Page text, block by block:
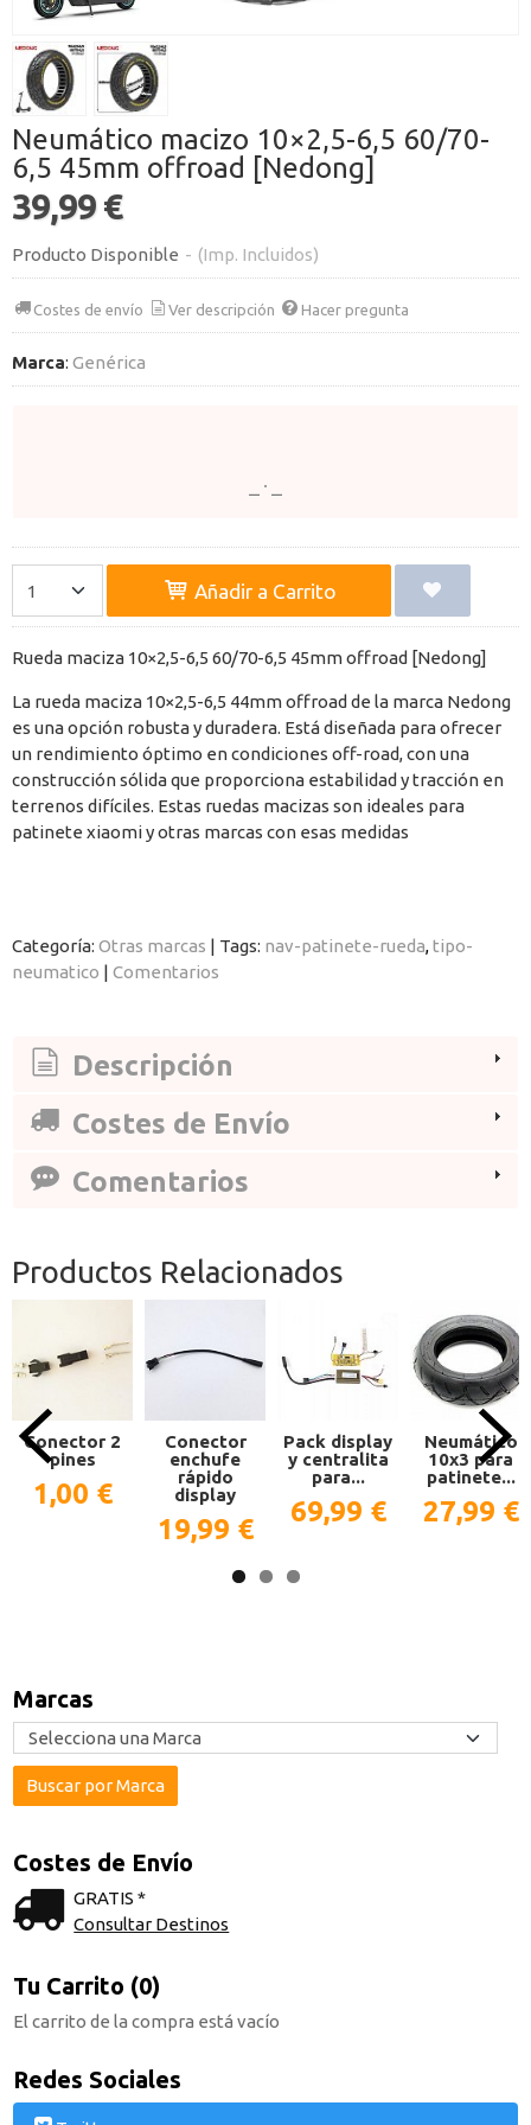
Marcas
Costes de Envío
GRATIS *
Consultar Destinos
Tu Carrito (0)
El carrito de la compra está vacío
Redes Sociales
Neumático macizo 10×2,5-6,5 60/70-
6,5 45mm offroad [Nedong]
39,99 €
Producto Disponible - (Imp. Incluidos)
Costes de envío Ver descripción Hacer pregunta
Marca: Genérica
Añadir a Carrito
Rueda maciza 10×2,5-6,5 60/70-6,5 45mm offroad [Nedong]
La rueda maciza 10×2,5-6,5 44mm offroad de la marca Nedong
es una opción robusta y duradera. Está diseñada para ofrecer
un rendimiento óptimo en condiciones off-road, con una
construcción sólida que proporciona estabilidad y tracción en
terrenos difíciles. Estas ruedas macizas son ideales para
patinete xiaomi y otras marcas con esas medidas
Categoría: Otras marcas | Tags: nav-patinete-rueda tipo-
neumatico | Comentarios
Descripción
Costes de Envío
Comentarios
Productos Relacionados
Conector 2
pines
1,00 €
Conector
enchufe
rápido
display
19,99 €
Pack display
y centralita
para...
69,99 €
Neumático
10x3 para
patinete...
27,99 €